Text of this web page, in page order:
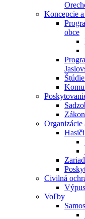
Koncepcie
obce
Organizácie
Civilná
Voľby